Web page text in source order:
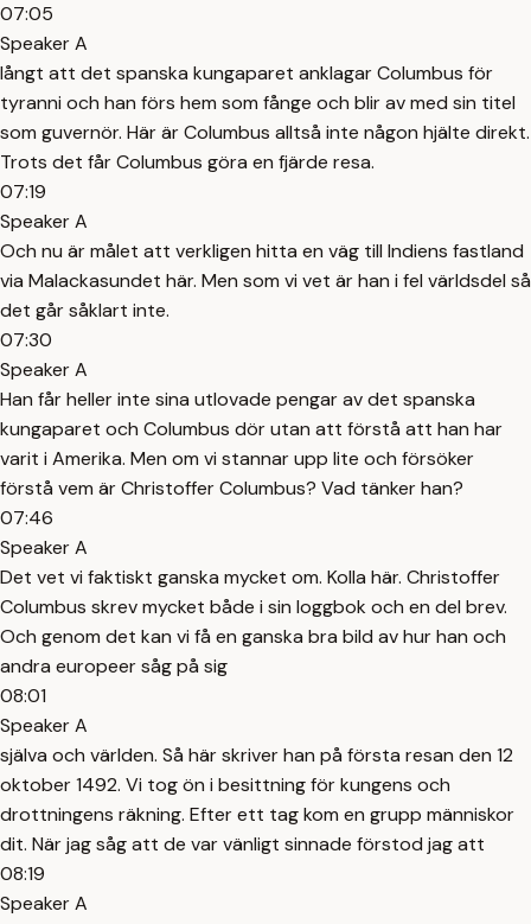
07:05
Speaker A
långt att det spanska kungaparet anklagar Columbus för
tyranni och han förs hem som fånge och blir av med sin titel
som guvernör. Här är Columbus alltså inte någon hjälte direkt.
Trots det får Columbus göra en fjärde resa.
07:19
Speaker A
Och nu är målet att verkligen hitta en väg till Indiens fastland
via Malackasundet här. Men som vi vet är han i fel världsdel så
det går såklart inte.
07:30
Speaker A
Han får heller inte sina utlovade pengar av det spanska
kungaparet och Columbus dör utan att förstå att han har
varit i Amerika. Men om vi stannar upp lite och försöker
förstå vem är Christoffer Columbus? Vad tänker han?
07:46
Speaker A
Det vet vi faktiskt ganska mycket om. Kolla här. Christoffer
Columbus skrev mycket både i sin loggbok och en del brev.
Och genom det kan vi få en ganska bra bild av hur han och
andra europeer såg på sig
08:01
Speaker A
själva och världen. Så här skriver han på första resan den 12
oktober 1492. Vi tog ön i besittning för kungens och
drottningens räkning. Efter ett tag kom en grupp människor
dit. När jag såg att de var vänligt sinnade förstod jag att
08:19
Speaker A